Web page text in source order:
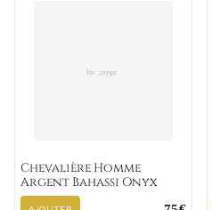
Chevalière Homme
Argent Bahassi Onyx